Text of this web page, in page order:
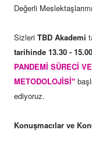
Değerli
Sizleri TBD Akademi
tarihinde 13.30 - 15.00
PANDEMİ SÜRECİ
METODOLOJİSİ"
ediyoruz.
Konuşmacılar ve